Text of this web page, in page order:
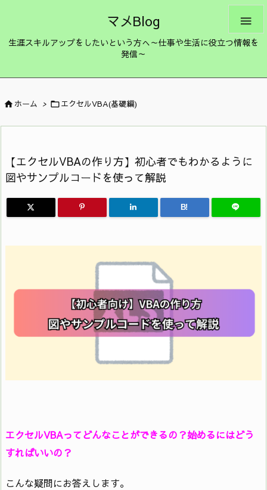
マメBlog
生涯スキルアップをしたいという方へ～仕事や生活に役立つ情報を
発信～

ホーム > エクセルVBA(基礎編)
【エクセルVBAの作り方】初心者でもわかるように
図やサンプルコードを使って解説
B!
エクセルVBAってどんなことができるの？始めるにはどう
すればいいの？
こんな疑問にお答えします。